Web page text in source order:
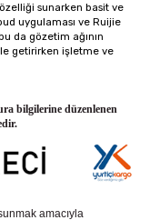
özelliği sunarken basit ve
uygulaması ve Ruijie
da gözetim ağının
getirirken işletme ve
bilgilerine düzenlenen
amacıyla